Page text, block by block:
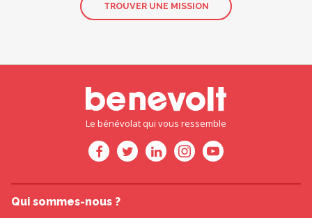
TROUVER UNE MISSION
Le bénévolat qui vous ressemble
Qui sommes-nous ?